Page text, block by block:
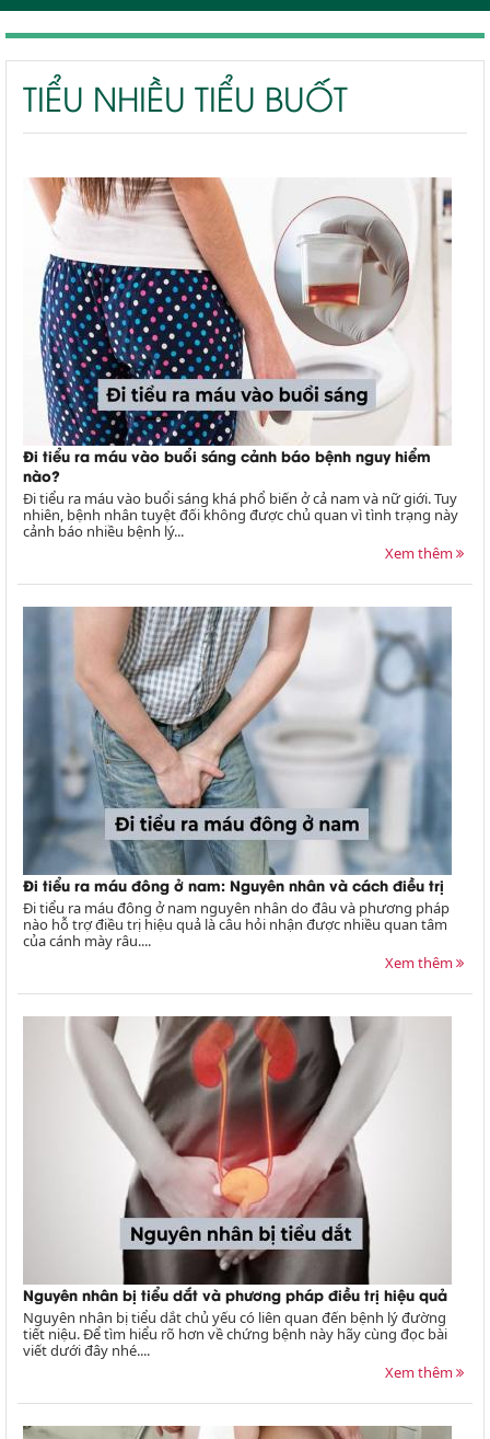
Tiểu nhiều tiểu buốt
TIỂU NHIỀU TIỂU BUỐT
Đi tiểu ra máu vào buổi sáng cảnh báo bệnh nguy hiểm
nào?
Đi tiểu ra máu vào buổi sáng khá phổ biến ở cả nam và nữ giới. Tuy
nhiên, bệnh nhân tuyệt đối không được chủ quan vì tình trạng này
cảnh báo nhiều bệnh lý...
Xem thêm
Đi tiểu ra máu đông ở nam: Nguyên nhân và cách điều trị
Đi tiểu ra máu đông ở nam nguyên nhân do đâu và phương pháp
nào hỗ trợ điều trị hiệu quả là câu hỏi nhận được nhiều quan tâm
của cánh mày râu....
Xem thêm
Nguyên nhân bị tiểu dắt và phương pháp điều trị hiệu quả
Nguyên nhân bị tiểu dắt chủ yếu có liên quan đến bệnh lý đường
tiết niệu. Để tìm hiểu rõ hơn về chứng bệnh này hãy cùng đọc bài
viết dưới đây nhé....
Xem thêm